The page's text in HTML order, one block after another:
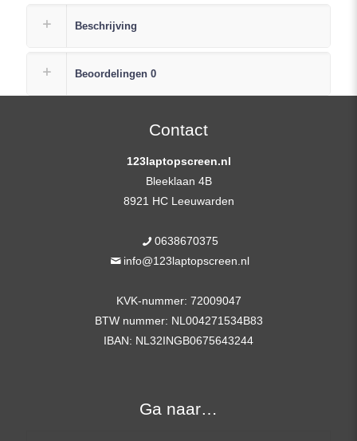
1366x768Beschrijving
Beoordelingen 0
Contact
123laptopscreen.nl
Bleeklaan 4B
8921 HC Leeuwarden
0638670375
info@123laptopscreen.nl
KVK-nummer: 72009047
BTW nummer: NL004271534B83
IBAN: NL32INGB0675643244
Ga naar…